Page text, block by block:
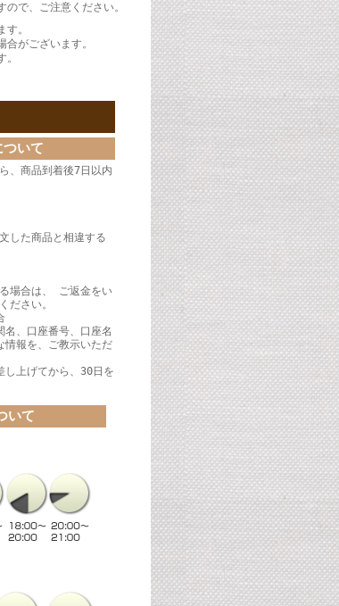
で、ご注意ください。
。
がございます。
いて
、商品到着後7日以内
した商品と相違する
場合は、 ご返金をい
ださい。
名、口座番号、口座名
報を、ご教示いただ
し上げてから、30日を
いて